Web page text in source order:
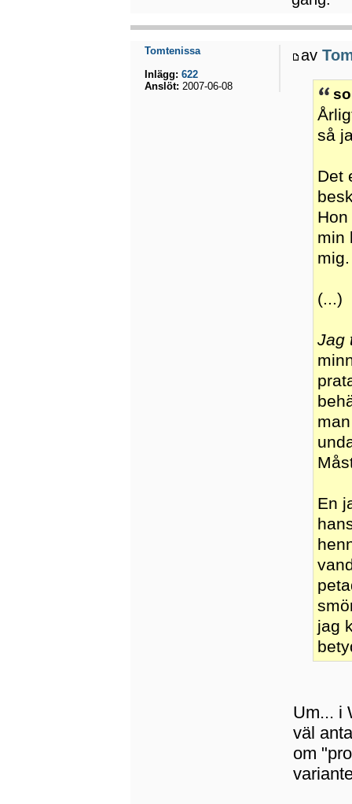
av
så
Det
min
(...)
Jag
En
jag
Um... i
väl
om
Tomtenissa
Inlägg: 622
Anslöt: 2007-06-08